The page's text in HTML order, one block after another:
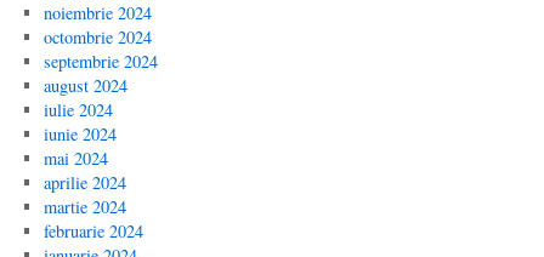
noiembrie 2024
octombrie 2024
septembrie 2024
august 2024
iulie 2024
iunie 2024
mai 2024
aprilie 2024
martie 2024
februarie 2024